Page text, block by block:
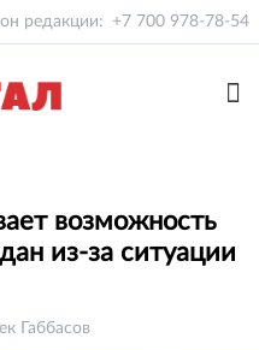
редакции: +7 700 978-78-54
возможность
из-за ситуации
Габбасов